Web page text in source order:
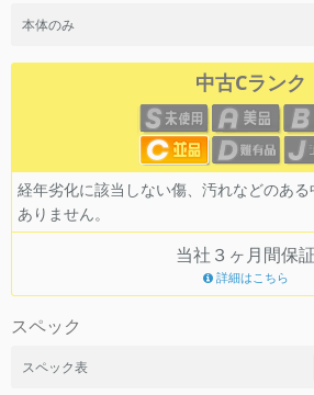
本体のみ
中古Cランク
経年劣化に該当しない傷、汚れなどのあ
ありません。
当社３ヶ月間保証
詳細はこちら
スペック
スペック表
OSの絞り込み
~
容量
~
モニタサイズ